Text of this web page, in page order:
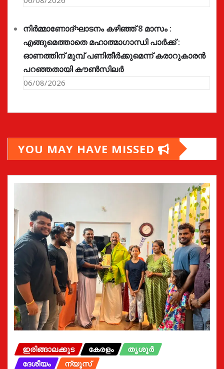
നിർമ്മാണോദ്ഘാടനം കഴിഞ്ഞ് 8 മാസം :
എങ്ങുമെത്താതെ മഹാത്മാഗാന്ധി പാർക്ക് :
ഓണത്തിന് മുമ്പ് പണിതീർക്കുമെന്ന് കരാറുകാരൻ
പറഞ്ഞതായി കൗൺസിലർ
06/08/2026
YOU MAY HAVE MISSED
ഇരിങ്ങാലക്കുട കേരളം
തൃശൂർ
ദേശീയം
ന്യൂസ്